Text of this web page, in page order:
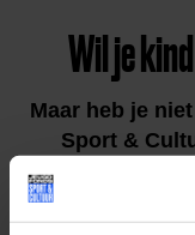
Wil je
Maar heb je
Sport &